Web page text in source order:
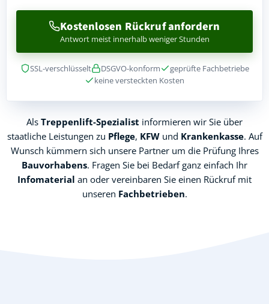
Kostenlosen Rückruf anfordern
Antwort meist innerhalb weniger Stunden
SSL-verschlüsselt DSGVO-konform
geprüfte Fachbetriebe
keine versteckten Kosten
Als Treppenlift-Spezialist informieren wir Sie über
staatliche Leistungen zu Pflege, KFWund Krankenkasse. Auf
Wunsch kümmern sich unsere Partner um die Prüfung Ihres
Bauvorhabens. Fragen Sie bei Bedarf ganz einfach Ihr
Infomaterial an oder vereinbaren Sie einen Rückruf mit
unseren Fachbetrieben.